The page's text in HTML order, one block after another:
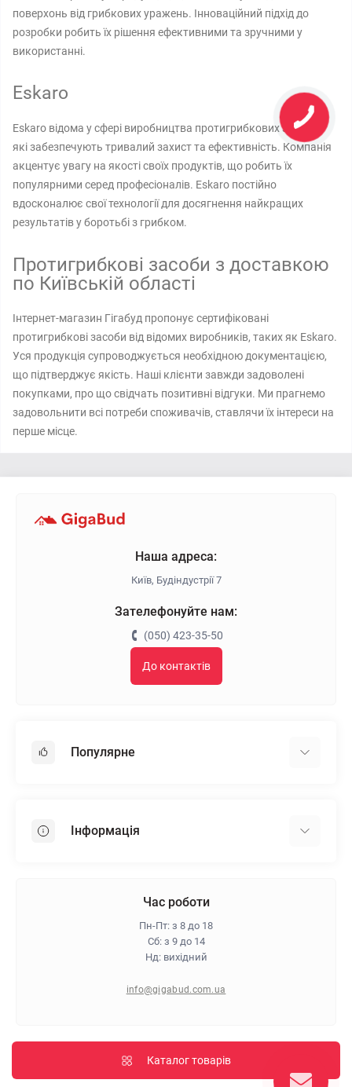
поверхонь від грибкових уражень. Інноваційний підхід до
розробки робить їх рішення ефективними та зручними у
використанні.
Eskaro
Eskaro відома у сфері виробництва протигрибкових засобів,
які забезпечують тривалий захист та ефективність. Компанія
акцентує увагу на якості своїх продуктів, що робить їх
популярними серед професіоналів. Eskaro постійно
вдосконалює свої технології для досягнення найкращих
результатів у боротьбі з грибком.
Протигрибкові засоби з доставкою
по Київській області
Інтернет-магазин Гігабуд пропонує сертифіковані
протигрибкові засоби від відомих виробників, таких як Eskaro.
Уся продукція супроводжується необхідною документацією,
що підтверджує якість. Наші клієнти завжди задоволені
покупками, про що свідчать позитивні відгуки. Ми прагнемо
задовольнити всі потреби споживачів, ставлячи їх інтереси на
перше місце.
Наша адреса:
Київ, Будіндустрії 7
Зателефонуйте нам:
(050) 423-35-50
До контактів
Популярне
Пінопласт
Інформація
Гарантія та повернення
Політика конфіденційності
Час роботи
Пн-Пт: з 8 до 18
Сб: з 9 до 14
Нд: вихідний
info@gigabud.com.ua
Каталог товарів